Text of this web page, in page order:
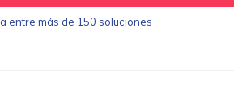
entre más de 150 soluciones